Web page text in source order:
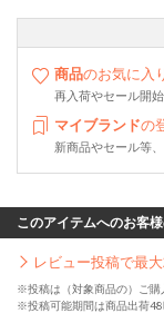
商品のお気に入
再入荷やセール開
マイブランドの
新商品やセール等
このアイテムへのお客
レビュー投稿で最大
※投稿は（対象商品の）ご購
※投稿可能期間は商品出荷